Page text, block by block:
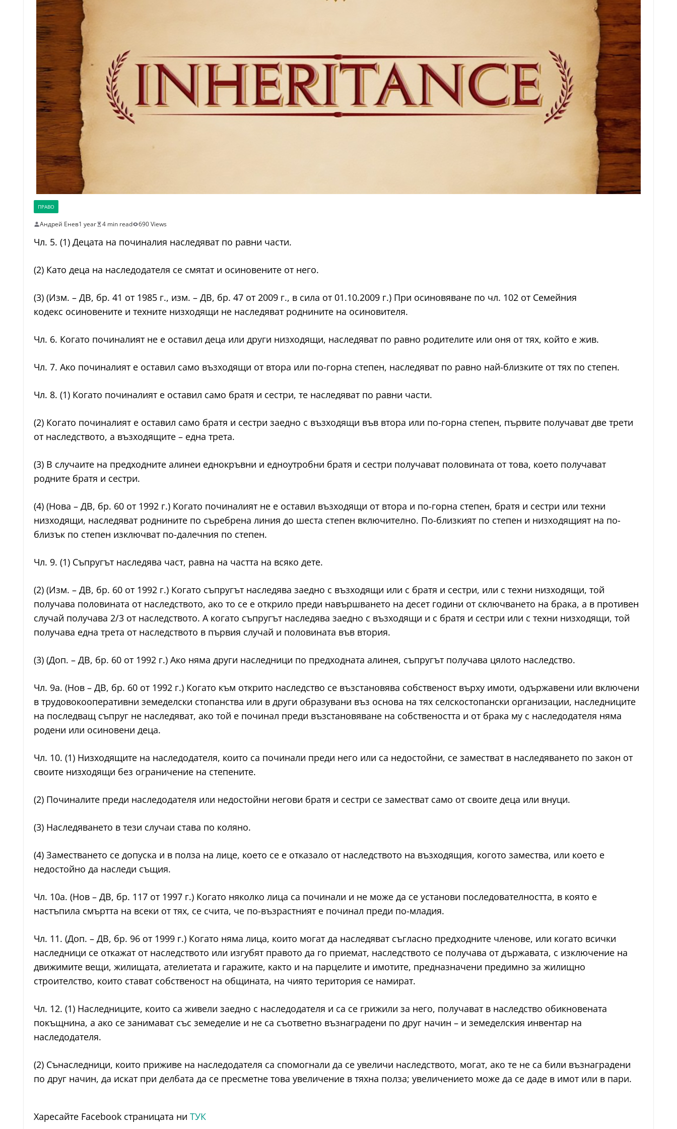
ПРАВО
Андрей Енев1 year 4 min read 690 Views
Чл. 5. (1) Децата на починалия наследяват по равни части.
(2) Като деца на наследодателя се смятат и осиновените от него.
(3) (Изм. – ДВ, бр. 41 от 1985 г., изм. – ДВ, бр. 47 от 2009 г., в сила от 01.10.2009 г.) При осиновяване по чл. 102 от Семейния
кодекс осиновените и техните низходящи не наследяват роднините на осиновителя.
Чл. 6. Когато починалият не е оставил деца или други низходящи, наследяват по равно родителите или оня от тях, който е жив.
Чл. 7. Ако починалият е оставил само възходящи от втора или по-горна степен, наследяват по равно най-близките от тях по степен.
Чл. 8. (1) Когато починалият е оставил само братя и сестри, те наследяват по равни части.
(2) Когато починалият е оставил само братя и сестри заедно с възходящи във втора или по-горна степен, първите получават две трети
от наследството, а възходящите – една трета.
(3) В случаите на предходните алинеи еднокръвни и едноутробни братя и сестри получават половината от това, което получават
родните братя и сестри.
(4) (Нова – ДВ, бр. 60 от 1992 г.) Когато починалият не е оставил възходящи от втора и по-горна степен, братя и сестри или техни
низходящи, наследяват роднините по съребрена линия до шеста степен включително. По-близкият по степен и низходящият на по-
близък по степен изключват по-далечния по степен.
Чл. 9. (1) Съпругът наследява част, равна на частта на всяко дете.
(2) (Изм. – ДВ, бр. 60 от 1992 г.) Когато съпругът наследява заедно с възходящи или с братя и сестри, или с техни низходящи, той
получава половината от наследството, ако то се е открило преди навършването на десет години от сключването на брака, а в противен
случай получава 2/3 от наследството. А когато съпругът наследява заедно с възходящи и с братя и сестри или с техни низходящи, той
получава една трета от наследството в първия случай и половината във втория.
(3) (Доп. – ДВ, бр. 60 от 1992 г.) Ако няма други наследници по предходната алинея, съпругът получава цялото наследство.
Чл. 9а. (Нов – ДВ, бр. 60 от 1992 г.) Когато към открито наследство се възстановява собственост върху имоти, одържавени или включени
в трудовокооперативни земеделски стопанства или в други образувани въз основа на тях селскостопански организации, наследниците
на последващ съпруг не наследяват, ако той е починал преди възстановяване на собствеността и от брака му с наследодателя няма
родени или осиновени деца.
Чл. 10. (1) Низходящите на наследодателя, които са починали преди него или са недостойни, се заместват в наследяването по закон от
своите низходящи без ограничение на степените.
(2) Починалите преди наследодателя или недостойни негови братя и сестри се заместват само от своите деца или внуци.
(3) Наследяването в тези случаи става по коляно.
(4) Заместването се допуска и в полза на лице, което се е отказало от наследството на възходящия, когото замества, или което е
недостойно да наследи същия.
Чл. 10а. (Нов – ДВ, бр. 117 от 1997 г.) Когато няколко лица са починали и не може да се установи последователността, в която е
настъпила смъртта на всеки от тях, се счита, че по-възрастният е починал преди по-младия.
Чл. 11. (Доп. – ДВ, бр. 96 от 1999 г.) Когато няма лица, които могат да наследяват съгласно предходните членове, или когато всички
наследници се откажат от наследството или изгубят правото да го приемат, наследството се получава от държавата, с изключение на
движимите вещи, жилищата, ателиетата и гаражите, както и на парцелите и имотите, предназначени предимно за жилищно
строителство, които стават собственост на общината, на чиято територия се намират.
Чл. 12. (1) Наследниците, които са живели заедно с наследодателя и са се грижили за него, получават в наследство обикновената
покъщнина, а ако се занимават със земеделие и не са съответно възнаградени по друг начин – и земеделския инвентар на
наследодателя.
(2) Сънаследници, които приживе на наследодателя са спомогнали да се увеличи наследството, могат, ако те не са били възнаградени
по друг начин, да искат при делбата да се пресметне това увеличение в тяхна полза; увеличението може да се даде в имот или в пари.
Харесайте Facebook страницата ни ТУК